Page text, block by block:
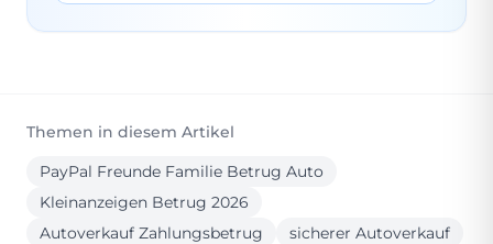
Themen in diesem Artikel
PayPal Freunde Familie Betrug Auto
Kleinanzeigen Betrug 2026
Autoverkauf Zahlungsbetrug
sicherer Autoverkauf